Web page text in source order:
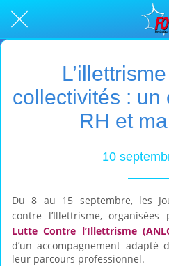
collectivités : un
RH et
10
Du8 au 15 septembre, les
contre l’Illettrisme, organisées
Lutte Contre l’Illettrisme
d’un accompagnement
leur parcours professionnel.